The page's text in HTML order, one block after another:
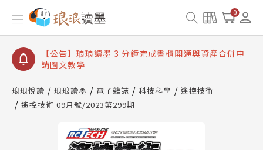
0
【公告】琅琅讀墨數位閱讀資產合併與書櫃開通申請
【公告】琅琅讀墨書櫃開通常見問題
【公告】琅琅讀墨 3 分鐘完成書櫃開通與資產合併申
請圖文教學
查詢
【公告】琅琅讀墨數位閱讀資產合併與書櫃開通申請
琅琅悅讀 琅琅讀墨 電子雜誌 科技科學
遙控技術
遙控技術 09月號/2023第299期